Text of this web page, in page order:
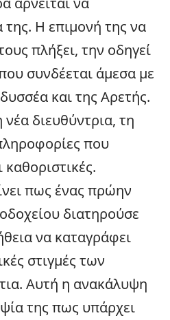
της. Η επιμονή της να
πλήξει, την οδηγεί
συνδέεται άμεσα με
και της Αρετής.
νέα διευθύντρια, τη
που
καθοριστικές.
πως ένας πρώην
διατηρούσε
να καταγράφει
στιγμές των
Αυτή η ανακάλυψη
της πως υπάρχει